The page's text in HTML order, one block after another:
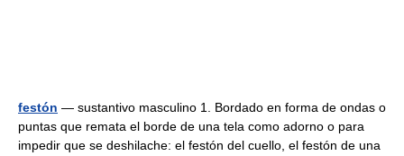
festón — sustantivo masculino 1. Bordado en forma de ondas o
puntas que remata el borde de una tela como adorno o para
impedir que se deshilache: el festón del cuello, el festón de una